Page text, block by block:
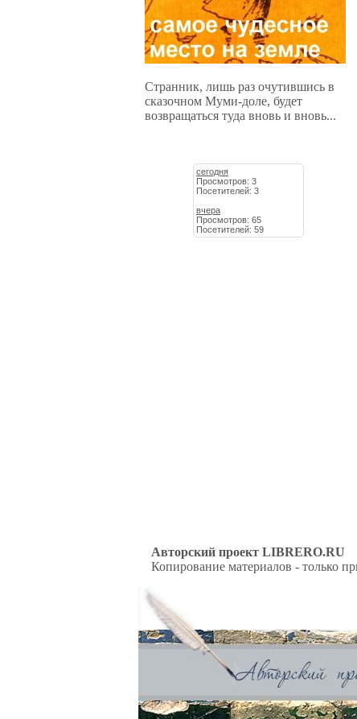
Странник, лишь раз очутившись в
сказочном Муми-доле, будет
возвращаться туда вновь и вновь...
сегодня
Просмотров: 3
Посетителей: 3
вчера
Просмотров: 65
Посетителей: 59
Авторский проект LIBRERO.RU
Копирование материалов - только